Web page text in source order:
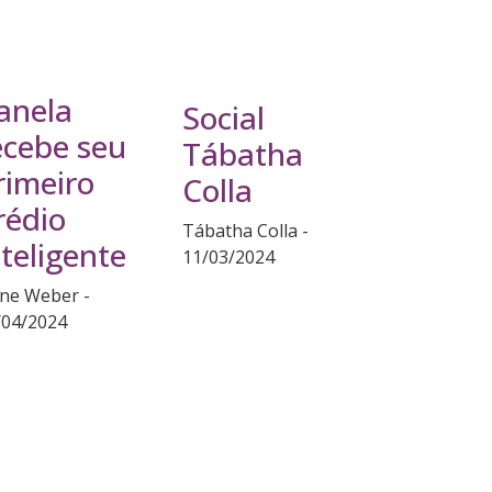
seu
Weber
2024
Social
Tábatha
Colla
Tábatha Colla
11/03/2024